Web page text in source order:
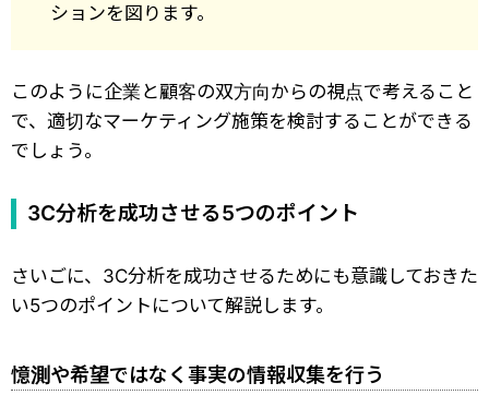
ションを図ります。
このように企業と顧客の双方向からの視点で考えること
で、適切なマーケティング施策を検討することができる
でしょう。
3C分析を成功させる5つのポイント
さいごに、3C分析を成功させるためにも意識しておきた
い5つのポイントについて解説します。
憶測や希望ではなく事実の情報収集を行う